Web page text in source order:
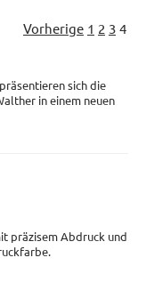
Vorherige 1 2 3 4
sich die
in einem neuen
präzisem Abdruck und